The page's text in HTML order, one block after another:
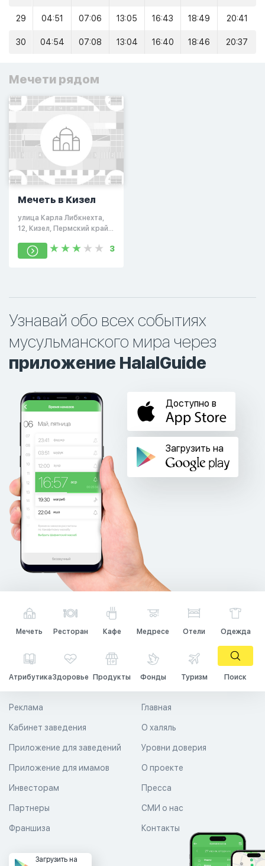
29 04:51 07:06 13:05 16:43 18:49 20:41
30 04:54 07:08 13:04 16:40 18:46 20:37
Мечети рядом
Мечеть в Кизел
улица Карла Либкнехта,
12, Кизел, Пермский край,
3
Узнавай обо всех событиях
мусульманского мира через
приложение HalalGuide
Доступно в
Загрузить на
Мечеть Ресторан Кафе Медресе Отели Одежда
АтрибутикаЗдоровье Продукты Фонды Туризм Поиск
Главная
О халяль
Уровни доверия
Реклама
Кабинет заведения
Приложение для заведений
Приложение для имамов О проекте
Пресса
СМИ о нас
Контакты
Инвесторам
Партнеры
Франшиза
Загрузить на